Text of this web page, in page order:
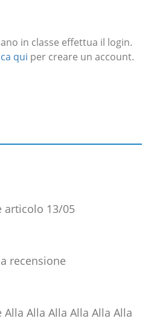
in classe effettua il login.
qui per creare un account.
articolo 13/05
recensione
Alla Alla Alla Alla Alla Alla